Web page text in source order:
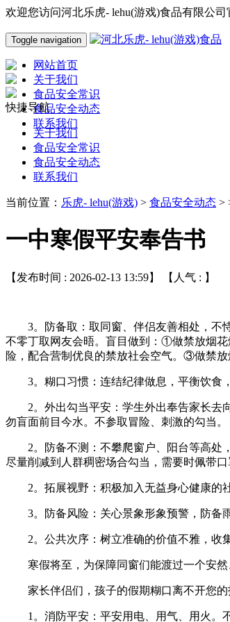
欢迎您访问河北乐虎- lehu(游戏)食品有限公司
Toggle navigation
网站首页
关于我们
食品安全常识
食品安全动态
联系我们
快捷导航
关于我们
食品安全常识
食品安全动态
联系我们
当前位置： 乐虎- lehu(游戏) > 食品安全动态 >
一中寒假平安奉告书
【发布时间 : 2026-02-13 13:59】 【人气 : 】
3。防备取：取同窗、伴侣友善相处，不恃
不零丁取网友会晤。盲目做到：①做禁放烟
险，配合营制优良的禁放社会空气。③做禁
3。糊口习惯：连结纪律做息，平衡饮食，
2。外出勾当平安：学生外出奉告家长去向
勿盲面前目今水。不参取冒险、刺激的勾当。
2。防备不测：不攀爬窗户、阳台等高处，
尽量削减到人群稠密场合勾当，需要时佩带
2。拓展视野：积极加入无益身心健康的社
3。防备风险：关心景象形象预警，防备雨
2。公共次序：树立准确的价值不雅，收集
寒假将至，为保障同窗们能渡过一个安然
家长伴侣们，孩子的假期糊口离不开您的
1。消防平安：平安用电、用气、用火。不